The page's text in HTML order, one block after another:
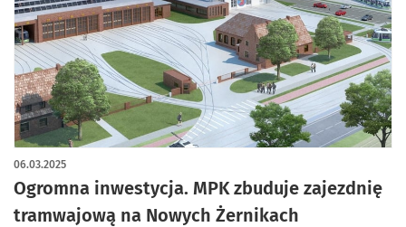
Ogromna inwestycja. MPK zbuduje zajezdnię
tramwajową na Nowych Żernikach
06.03.2025
artykuł z galerią zdjęć